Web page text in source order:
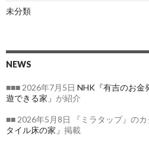
未分類
NEWS
■■■ 2026年7月5日 NHK『有吉のお金
遊できる家」 が紹介
■■ 2026年5月8日 『ミラタップ』のカ
タイル床の家」 掲載